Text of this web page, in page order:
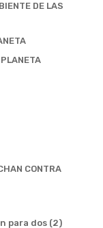
DE LAS
CONTRA
para dos (2)